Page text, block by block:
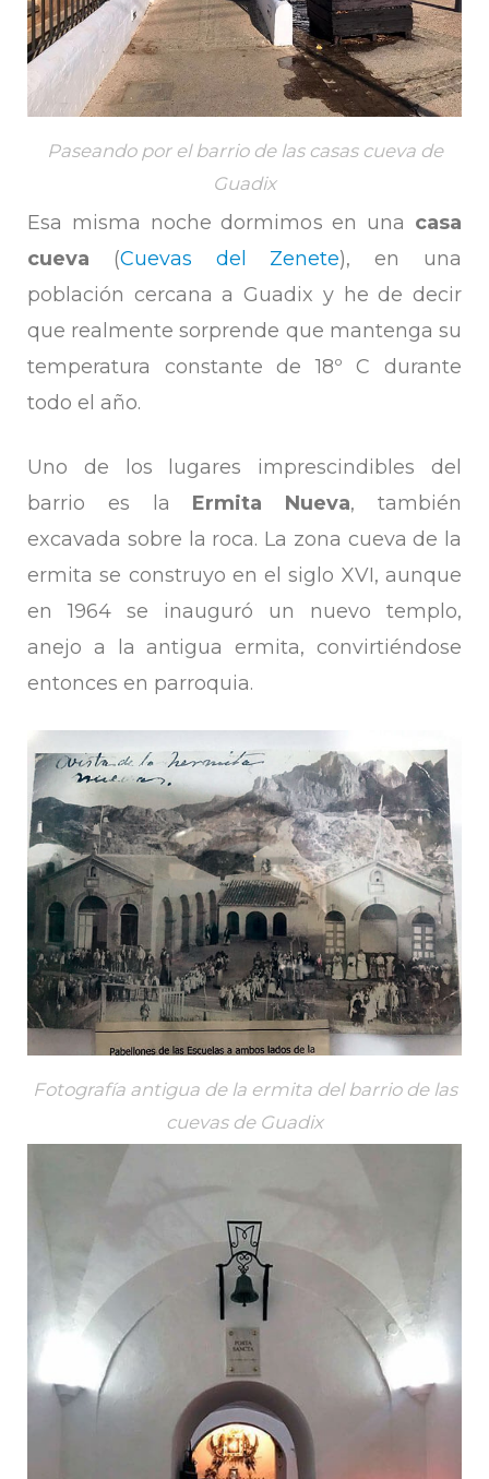
Paseando por el barrio de las casas cueva de
Guadix
Esa misma noche dormimos en una casa
cueva (Cuevas del Zenete), en una
población cercana a Guadix y he de decir
que realmente sorprende que mantenga su
temperatura constante de 18º C durante
todo el año.
Uno de los lugares imprescindibles del
barrio es la Ermita Nueva, también
excavada sobre la roca. La zona cueva de la
ermita se construyo en el siglo XVI, aunque
en 1964 se inauguró un nuevo templo,
anejo a la antigua ermita, convirtiéndose
entonces en parroquia.
Fotografía antigua de la ermita del barrio de las
cuevas de Guadix